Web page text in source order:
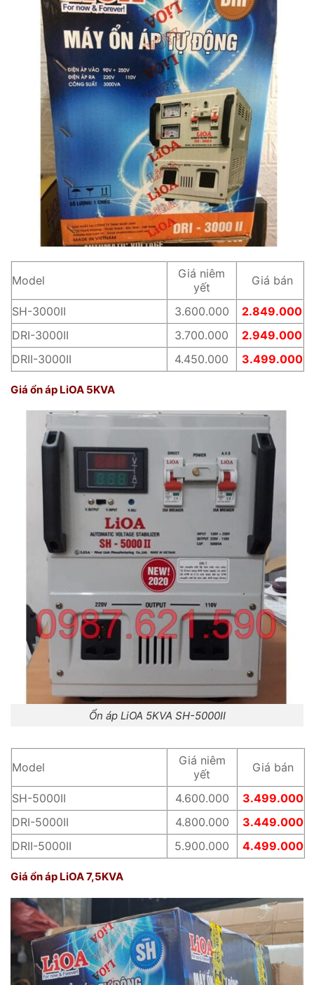
Model
Giá niêm
yết
Giá bán
SH-3000II 3.600.000
2.849.000
DRI-3000II
3.700.000
2.949.000
DRII-3000II
4.450.000 3.499.000
Giá ổn áp LiOA 5KVA
Ổn áp LiOA 5KVA SH-5000II
Model
Giá niêm
yết
Giá bán
SH-5000II 4.600.000
3.499.000
DRI-5000II
4.800.000
3.449.000
DRII-5000II
5.900.000 4.499.000
Giá ổn áp LiOA 7,5KVA